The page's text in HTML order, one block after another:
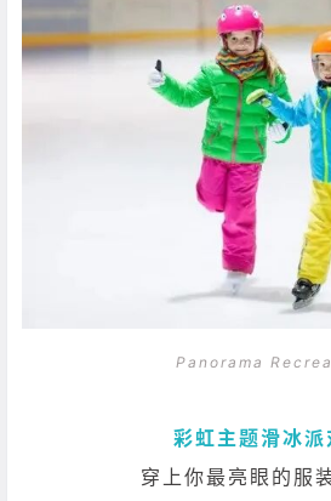
Panorama
彩虹主题滑冰派
穿上你最亮眼的服